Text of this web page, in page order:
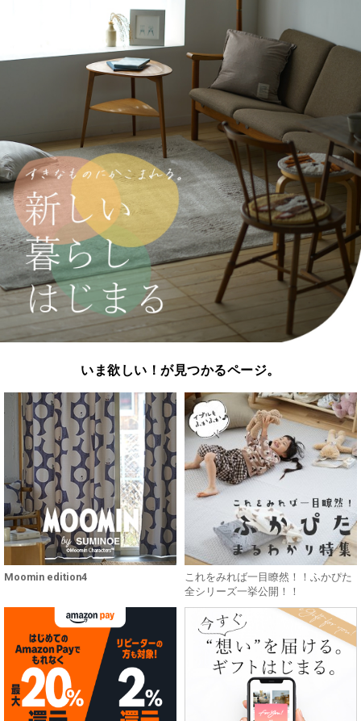
いま欲しい！が見つかるページ。
Moomin edition4
これをみれば一目瞭然！！ふかぴた
全シリーズ一挙公開！！